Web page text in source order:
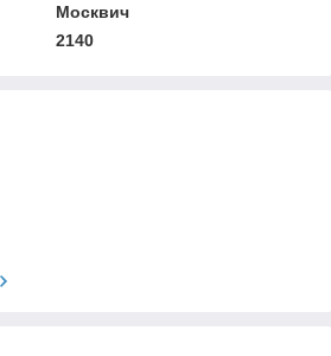
Москвич
2140